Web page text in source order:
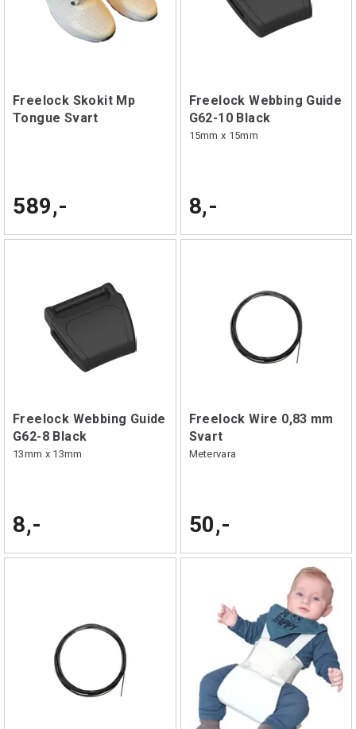
Freelock Skokit Mp
Tongue Svart
589,-
Freelock Webbing Guide
G62-10 Black
15mm x 15mm
8,-
Freelock Webbing Guide
G62-8 Black
13mm x 13mm
8,-
Freelock Wire 0,83 mm
Svart
Metervara
50,-